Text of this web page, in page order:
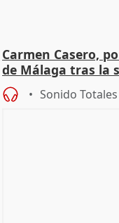
Carmen Casero,
de Málaga tras la
Sonido Totales